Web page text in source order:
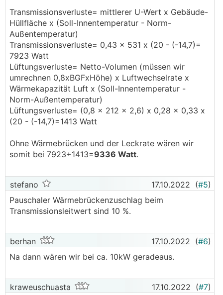
Transmissionsverluste= mittlerer U-Wert x Gebäude-
Hüllfläche x (Soll-Innentemperatur - Norm-
Außentemperatur)
Transmissionsverluste= 0,43 x 531 x (20 - (-14,7)=
7923 Watt
Lüftungsverluste= Netto-Volumen (müssen wir
umrechnen 0,8xBGFxHöhe) x Luftwechselrate x
Wärmekapazität Luft x (Soll-Innentemperatur -
Norm-Außentemperatur)
Lüftungsverluste= (0,8 x 212 x 2,6) x 0,28 x 0,33 x
(20 - (-14,7)=1413 Watt
Ohne Wärmebrücken und der Leckrate wären wir
somit bei 7923+1413=9336 Watt.
stefano 17.10.2022 (#5)
Pauschaler Wärmebrückenzuschlag beim
Transmissionsleitwert sind 10 %.
berhan 17.10.2022 (#6)
Na dann wären wir bei ca. 10kW geradeaus.
kraweuschuasta 17.10.2022 (#7)